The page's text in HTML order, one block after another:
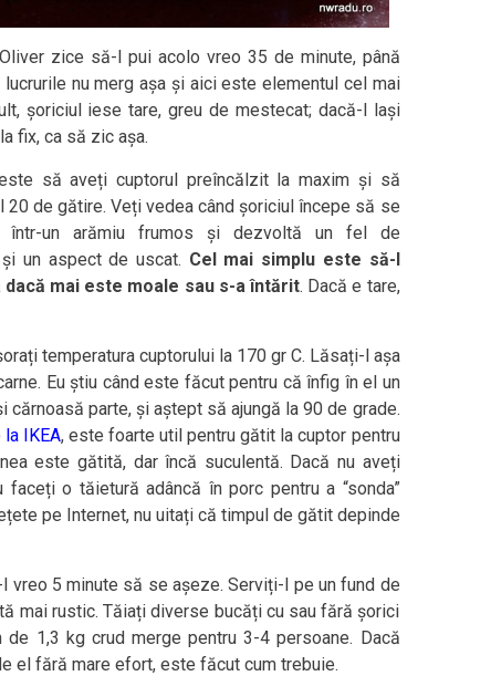
zice să-l pui acolo vreo 35 de minute, până
nu merg așa și aici este elementul cel mai
șoriciul iese tare, greu de mestecat; dacă-l lași
fix, ca să zic așa.
să aveți cuptorul preîncălzit la maxim și să
20 de gătire. Veți vedea când șoriciul începe să se
într-un arămiu frumos și dezvoltă un fel de
un aspect de uscat. Cel mai simplu este să-l
mai este moale sau s-a întărit. Dacă e tare,
temperatura cuptorului la 170 gr C. Lăsați-l așa
Eu știu când este făcut pentru că înfig în el un
parte, și aștept să ajungă la 90 de grade.
IKEA, este foarte util pentru gătit la cuptor pentru
este gătită, dar încă suculentă. Dacă nu aveți
o tăietură adâncă în porc pentru a “sonda”
pe Internet, nu uitați că timpul de gătit depinde
vreo 5 minute să se așeze. Serviți-l pe un fund de
mai rustic. Tăiați diverse bucăți cu sau fără șorici
1,3 kg crud merge pentru 3-4 persoane. Dacă
el fără mare efort, este făcut cum trebuie.